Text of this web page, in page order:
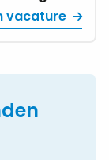
vacature